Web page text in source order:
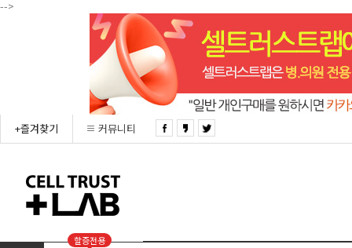
-->
+즐겨찾기 커뮤니티
할증전용